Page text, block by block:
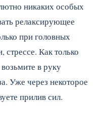
никаких особых
релаксирующее
при головных
стрессе. Как только
в руку
Уже через некоторое
прилив сил.